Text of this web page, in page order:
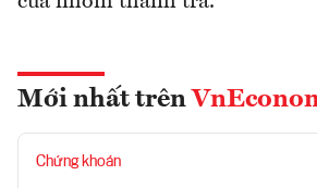
Mới nhất trên
Chứng khoán